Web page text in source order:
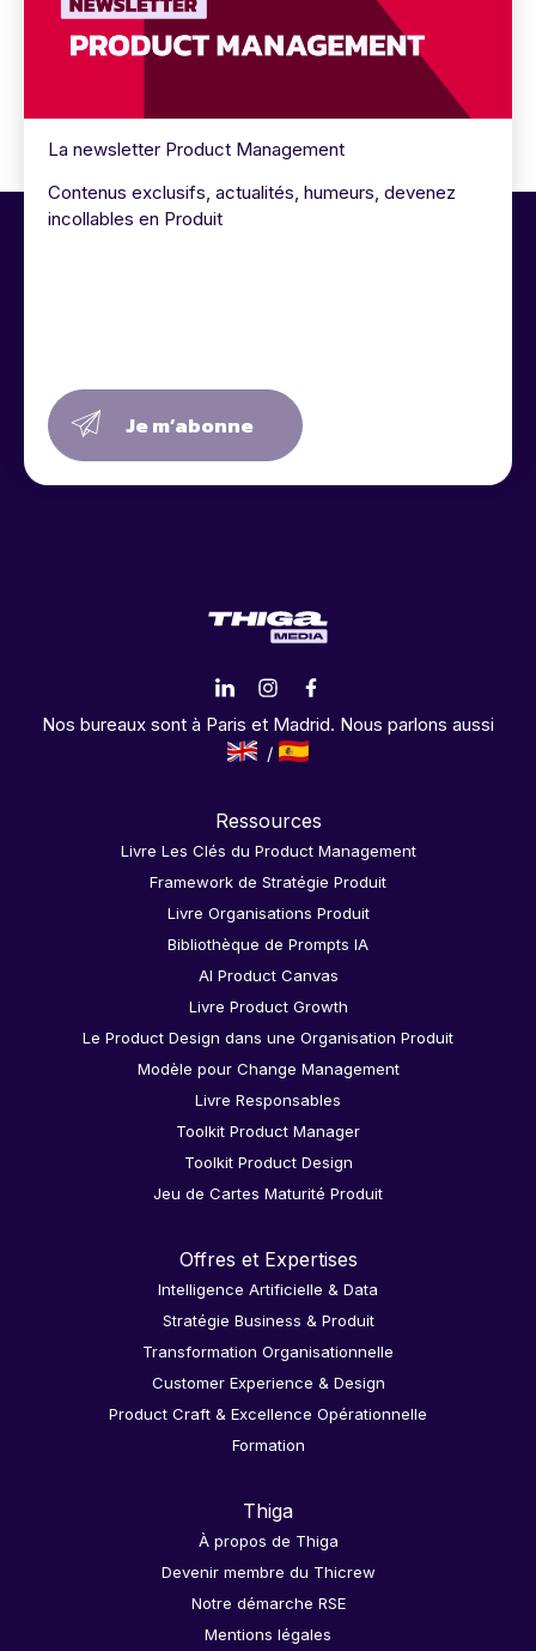
La newsletter Product Management
Contenus exclusifs, actualités, humeurs, devenez
incollables en Produit
Je m’abonne
Nos bureaux sont à Paris et Madrid. Nous parlons aussi
Ressources
Livre Les Clés du Product Management
Framework de Stratégie Produit
Livre Organisations Produit
Bibliothèque de Prompts IA
AI Product Canvas
Livre Product Growth
Le Product Design dans une Organisation Produit
Modèle pour Change Management
Livre Responsables
Toolkit Product Manager
Toolkit Product Design
Jeu de Cartes Maturité Produit
Offres et Expertises
Intelligence Artificielle & Data
Stratégie Business & Produit
Transformation Organisationnelle
Customer Experience & Design
Product Craft & Excellence Opérationnelle
Formation
Thiga
À propos de Thiga
Devenir membre du Thicrew
Notre démarche RSE
Mentions légales